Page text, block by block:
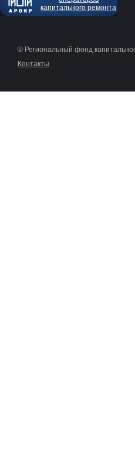
капитального ремонта
© Региональный фонд
Контакты